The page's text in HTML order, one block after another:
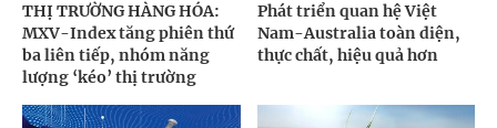
THỊ TRƯỜNG HÀNG HÓA:
MXV-Index tăng phiên thứ
ba liên tiếp, nhóm năng
lượng ‘kéo’ thị trường
Phát triển quan hệ Việt
Nam-Australia toàn diện,
thực chất, hiệu quả hơn